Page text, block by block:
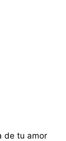
de tu amor